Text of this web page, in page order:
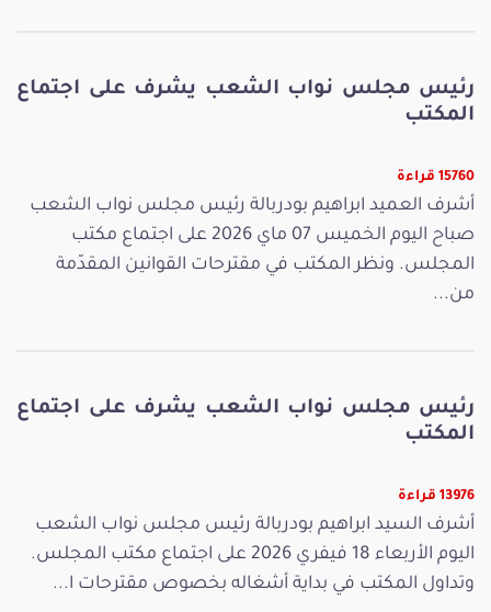
رئيس مجلس نواب الشعب يشرف على اجتماع
المكتب
15760 قراءة
أشرف العميد ابراهيم بودربالة رئيس مجلس نواب الشعب
صباح اليوم الخميس 07 ماي 2026 على اجتماع مكتب
المجلس. ونظر المكتب في مقترحات القوانين المقدّمة
من...
رئيس مجلس نواب الشعب يشرف على اجتماع
المكتب
13976 قراءة
أشرف السيد ابراهيم بودربالة رئيس مجلس نواب الشعب
اليوم الأربعاء 18 فيفري 2026 على اجتماع مكتب المجلس.
وتداول المكتب في بداية أشغاله بخصوص مقترحات ا...